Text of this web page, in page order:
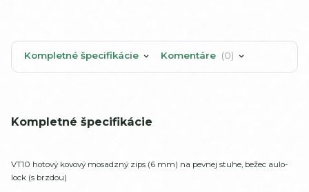
Kompletné špecifikácie Komentáre 0
Kompletné špecifikácie
VT10 hotový kovový mosadzný zips (6 mm) na pevnej stuhe, bežec aulo-
lock (s brzdou)